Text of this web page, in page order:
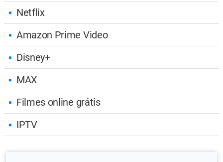
Netflix
Amazon Prime Video
Disney+
MAX
Filmes online grátis
IPTV